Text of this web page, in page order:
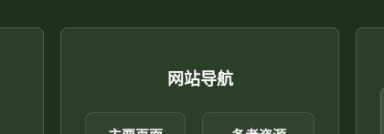
网站导航